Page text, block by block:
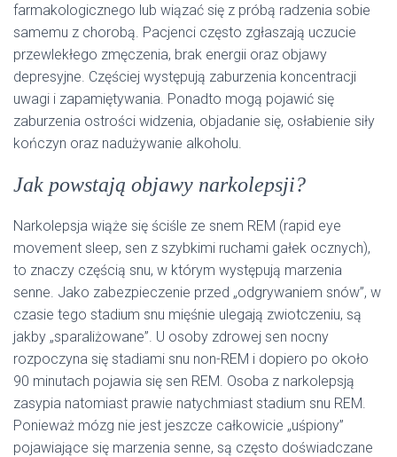
farmakologicznego lub wiązać się z próbą radzenia sobie
samemu z chorobą. Pacjenci często zgłaszają uczucie
przewlekłego zmęczenia, brak energii oraz objawy
depresyjne. Częściej występują zaburzenia koncentracji
uwagi i zapamiętywania. Ponadto mogą pojawić się
zaburzenia ostrości widzenia, objadanie się, osłabienie siły
kończyn oraz nadużywanie alkoholu.
Jak powstają objawy narkolepsji?
Narkolepsja wiąże się ściśle ze snem REM (rapid eye
movement sleep, sen z szybkimi ruchami gałek ocznych),
to znaczy częścią snu, w którym występują marzenia
senne. Jako zabezpieczenie przed „odgrywaniem snów”, w
czasie tego stadium snu mięśnie ulegają zwiotczeniu, są
jakby „sparaliżowane”. U osoby zdrowej sen nocny
rozpoczyna się stadiami snu non-REM i dopiero po około
90 minutach pojawia się sen REM. Osoba z narkolepsją
zasypia natomiast prawie natychmiast stadium snu REM.
Ponieważ mózg nie jest jeszcze całkowicie „uśpiony”
pojawiające się marzenia senne, są często doświadczane